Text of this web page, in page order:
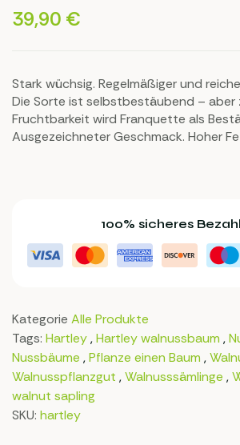
39,90 €
Stark wüchsig. Regelmäßiger und
Die Sorte ist selbstbestäubend – aber
Fruchtbarkeit wird Franquette als
Ausgezeichneter Geschmack. Hoher
100% sicheres
Kategorie Alle Produkte
Tags: Hartley,Hartley walnussbaum ,
Nussbäume ,Pflanze einen Baum ,
Walnusspflanzgut ,Walnusssämlinge ,
walnut sapling
SKU: hartley